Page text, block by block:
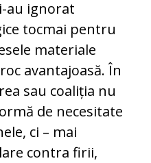
au ignorat
tocmai pentru
materiale
avantajoasă. În
sau coaliția nu
de necesitate
ci – mai
contra firii,